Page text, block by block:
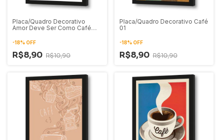
Placa/Quadro Decorativo
Amor Deve Ser Como Café
-18% OFF
R$8,90 R$10,90
Placa/Quadro Decorativo Café
01
-18% OFF
R$8,90 R$10,90